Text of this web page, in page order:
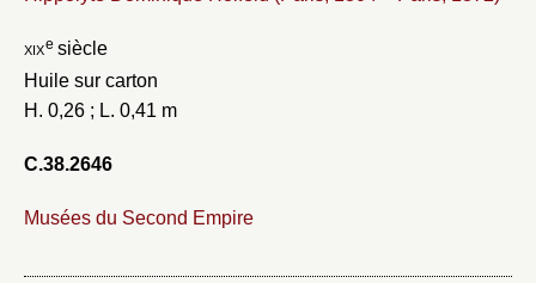
xixe siècle
Huile sur carton
H. 0,26 ; L. 0,41 m
C.38.2646
Musées du Second Empire